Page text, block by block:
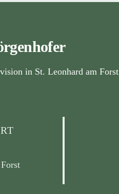
in St. Leonhard am Forst